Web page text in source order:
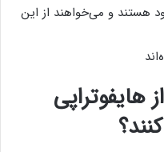
هستند و می‌خواهند از این
هایفوتراپی